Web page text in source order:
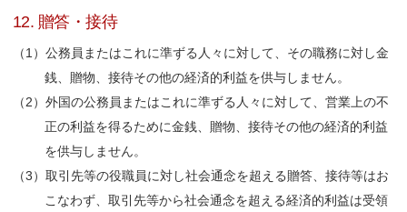
12. 贈答・接待
公務員またはこれに準ずる人々に対して、その職務に対し金
銭、贈物、接待その他の経済的利益を供与しません。
外国の公務員またはこれに準ずる人々に対して、営業上の不
正の利益を得るために金銭、贈物、接待その他の経済的利益
を供与しません。
取引先等の役職員に対し社会通念を超える贈答、接待等はお
こなわず、取引先等から社会通念を超える経済的利益は受領